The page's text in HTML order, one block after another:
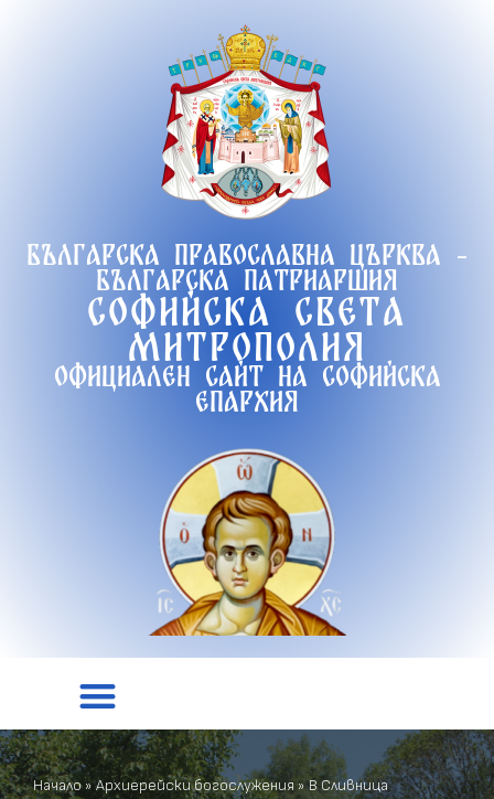
Българска православна църква -
Българска патриаршия
Софийска света
митрополия
Официален сайт на софийска
епархия
Начало»Архиерейски богослужения »В Сливница